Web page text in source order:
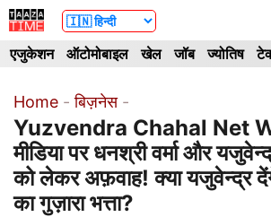
Skip
to
content
एजुकेशन ऑटोमोबाइल खेल जॉब ज्योतिष
Home -बिज़नेस-
Yuzvendra Chahal Net
मीडिया पर धनश्री वर्मा और
को लेकर अफ़वाह! क्या यजुवेन्द्र
का गुज़ारा भत्ता?